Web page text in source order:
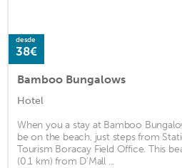
desde
38€
Bamboo Bungalows
Hotel
When you a stay at Bamboo
be on the beach, just steps from
Tourism Boracay Field Office. This
(0.1 km) from D'Mall ...